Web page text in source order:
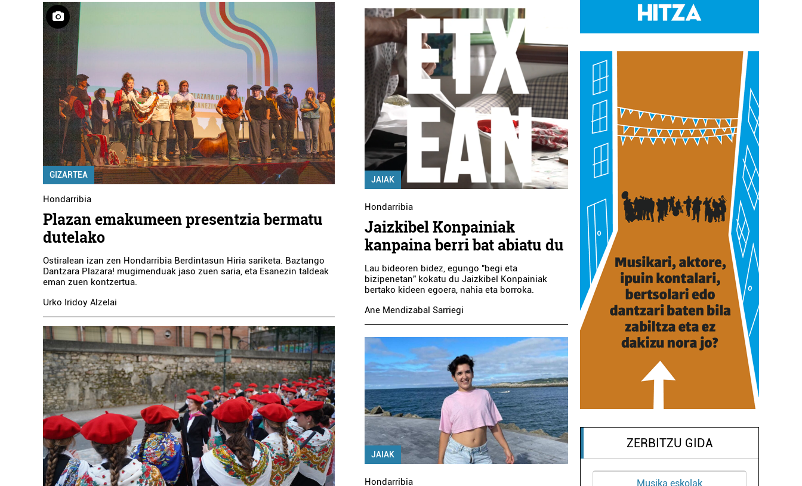
GIZARTEA
Hondarribia
Plazan emakumeen presentzia bermatu
dutelako
Ostiralean izan zen Hondarribia Berdintasun Hiria sariketa. Baztango
Dantzara Plazara! mugimenduak jaso zuen saria, eta Esanezin taldeak
eman zuen kontzertua.
Urko Iridoy Alzelai
JAIAK
Hondarribia
Jaizkibel Konpainiak
kanpaina berri bat abiatu du
Lau bideoren bidez, egungo "begi eta
bizipenetan" kokatu du Jaizkibel Konpainiak
bertako kideen egoera, nahia eta borroka.
Ane Mendizabal Sarriegi
JAIAK
Hondarribia
ZERBITZU GIDA
Musika eskolak Ostalaritza Ostalaritza